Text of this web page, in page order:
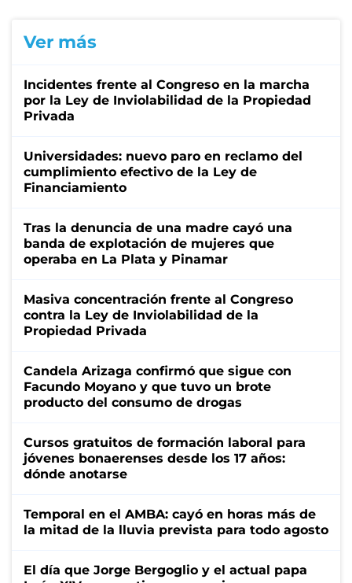
Ver más
Incidentes frente al Congreso en la marcha
por la Ley de Inviolabilidad de la Propiedad
Privada
Universidades: nuevo paro en reclamo del
cumplimiento efectivo de la Ley de
Financiamiento
Tras la denuncia de una madre cayó una
banda de explotación de mujeres que
operaba en La Plata y Pinamar
Masiva concentración frente al Congreso
contra la Ley de Inviolabilidad de la
Propiedad Privada
Candela Arizaga confirmó que sigue con
Facundo Moyano y que tuvo un brote
producto del consumo de drogas
Cursos gratuitos de formación laboral para
jóvenes bonaerenses desde los 17 años:
dónde anotarse
Temporal en el AMBA: cayó en horas más de
la mitad de la lluvia prevista para todo agosto
El día que Jorge Bergoglio y el actual papa